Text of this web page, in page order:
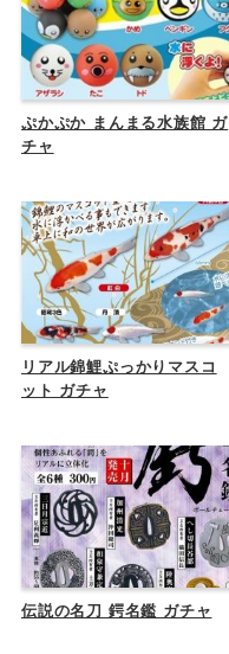
ぷかぷか まんまる水族館 ガ
チャ
リアル錦鯉ぷっかりマスコ
ット ガチャ
伝説の名刀 鍔名鑑 ガチャ